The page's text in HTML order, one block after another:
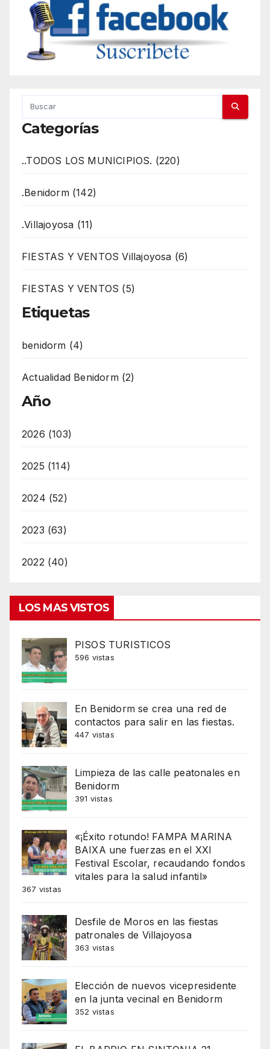
Categorías
..TODOS LOS MUNICIPIOS. (220)
.Benidorm (142)
.Villajoyosa (11)
FIESTAS Y VENTOS Villajoyosa (6)
FIESTAS Y VENTOS (5)
Etiquetas
benidorm (4)
Actualidad Benidorm (2)
Año
2026 (103)
2025 (114)
2024 (52)
2023 (63)
2022 (40)
LOS MAS VISTOS
PISOS TURISTICOS
596 vistas
En Benidorm se crea una red de
contactos para salir en las fiestas.
447 vistas
Limpieza de las calle peatonales en
Benidorm
391 vistas
«¡Éxito rotundo! FAMPA MARINA
BAIXA une fuerzas en el XXI
Festival Escolar, recaudando fondos
vitales para la salud infantil»
367 vistas
Desfile de Moros en las fiestas
patronales de Villajoyosa
363 vistas
Elección de nuevos vicepresidente
en la junta vecinal en Benidorm
352 vistas